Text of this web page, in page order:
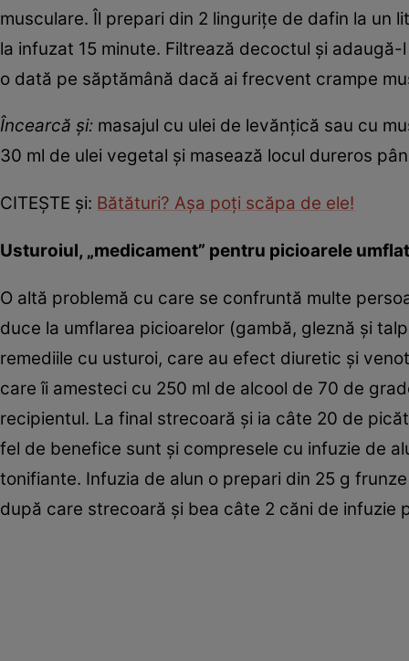
musculare. Îl prepari din 2 linguriţe de dafin la un
la infuzat 15 minute. Filtrează decoctul şi
o dată pe săptămână dacă ai frecvent crampe
Încearcă şi: masajul cu ulei de levănţică sau cu
30 ml de ulei vegetal şi masează locul dureros
CITEŞTE şi: Bătături? Aşa poţi scăpa de ele!
Usturoiul, „medicament” pentru picioarele
O altă problemă cu care se confruntă multe
duce la umflarea picioarelor (gambă, gleznă şi
remediile cu usturoi, care au efect diuretic şi
care îi amesteci cu 250 ml de alcool de 70 de
recipientul. La final strecoară şi ia câte 20 de
fel de benefice sunt şi compresele cu infuzie de
tonifiante. Infuzia de alun o prepari din 25 g
după care strecoară şi bea câte 2 căni de